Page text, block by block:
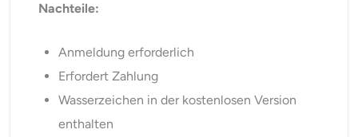
Nachteile:
Anmeldung erforderlich
Erfordert Zahlung
Wasserzeichen in der kostenlosen Version
enthalten